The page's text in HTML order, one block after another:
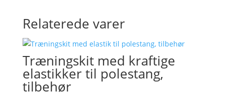
Relaterede varer
Træningskit med kraftige
elastikker til polestang,
tilbehør